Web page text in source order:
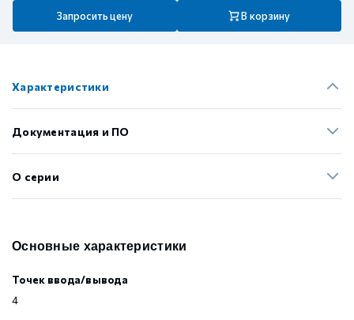
Запросить цену В корзину
Характеристики
Документация и ПО
О серии
Основные характеристики
Точек ввода/вывода
4